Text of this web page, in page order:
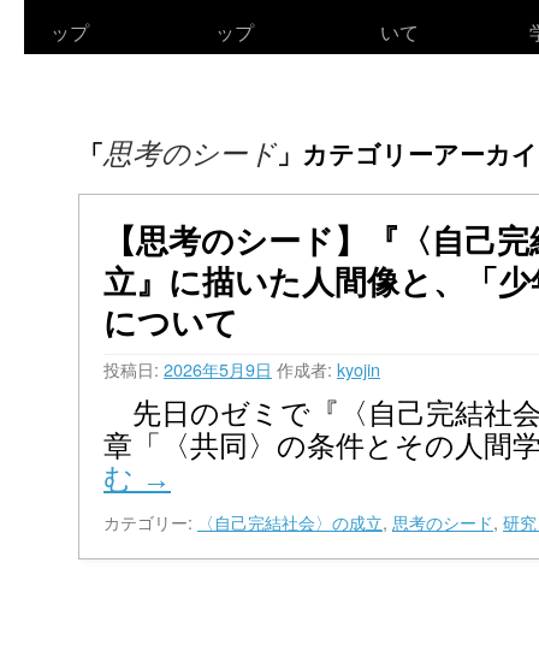
ップ
ップ
いて
「思考のシード」カテゴリーアーカ
【思考のシード】『〈自己
立』に描いた人間像と、「
について
投稿日: 2026年5月9日 作成者: kyojin
先日のゼミで『〈自己完結社
章「〈共同〉の条件とその人間
む →
カテゴリー: 〈自己完結社会〉の成立, 思考のシード, 研